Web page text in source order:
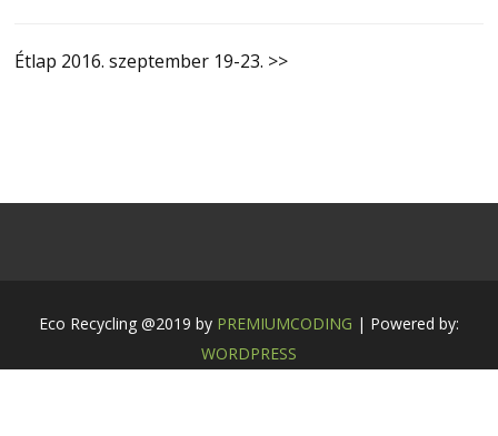
Étlap 2016. szeptember 19-23. >>
Eco Recycling @2019 by PREMIUMCODING | Powered by:
WORDPRESS